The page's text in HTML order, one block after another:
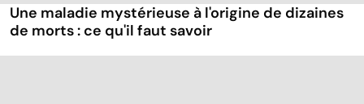
Une maladie mystérieuse à l'origine de dizaines
de morts : ce qu'il faut savoir